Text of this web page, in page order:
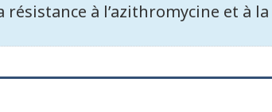
à l’azithromycine et à